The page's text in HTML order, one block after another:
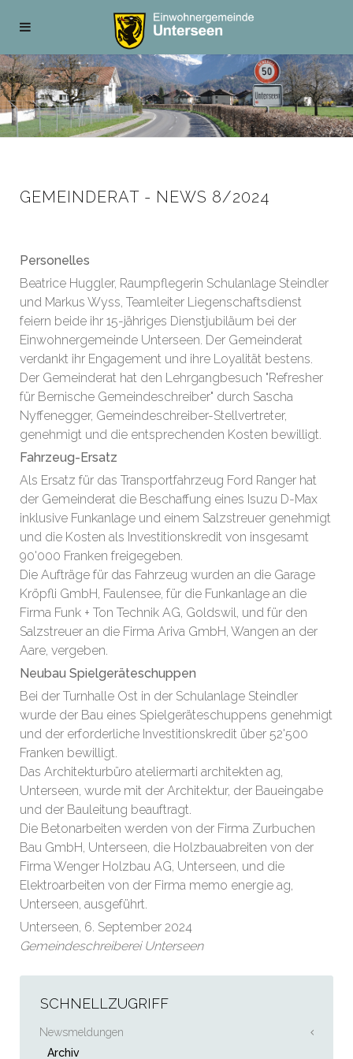
GEMEINDERAT - NEWS 8/2024
Personelles
Beatrice Huggler, Raumpflegerin Schulanlage Steindler
und Markus Wyss, Teamleiter Liegenschaftsdienst
feiern beide ihr 15-jähriges Dienstjubiläum bei der
Einwohnergemeinde Unterseen. Der Gemeinderat
verdankt ihr Engagement und ihre Loyalität bestens.
Der Gemeinderat hat den Lehrgangbesuch "Refresher
für Bernische Gemeindeschreiber" durch Sascha
Nyffenegger, Gemeindeschreiber-Stellvertreter,
genehmigt und die entsprechenden Kosten bewilligt.
Fahrzeug-Ersatz
Als Ersatz für das Transportfahrzeug Ford Ranger hat
der Gemeinderat die Beschaffung eines Isuzu D-Max
inklusive Funkanlage und einem Salzstreuer genehmigt
und die Kosten als Investitionskredit von insgesamt
90'000 Franken freigegeben.
Die Aufträge für das Fahrzeug wurden an die Garage
Kröpfli GmbH, Faulensee, für die Funkanlage an die
Firma Funk + Ton Technik AG, Goldswil, und für den
Salzstreuer an die Firma Ariva GmbH, Wangen an der
Aare, vergeben.
Neubau Spielgeräteschuppen
Bei der Turnhalle Ost in der Schulanlage Steindler
wurde der Bau eines Spielgeräteschuppens genehmigt
und der erforderliche Investitionskredit über 52'500
Franken bewilligt.
Das Architekturbüro ateliermarti architekten ag,
Unterseen, wurde mit der Architektur, der Baueingabe
und der Bauleitung beauftragt.
Die Betonarbeiten werden von der Firma Zurbuchen
Bau GmbH, Unterseen, die Holzbauabreiten von der
Firma Wenger Holzbau AG, Unterseen, und die
Elektroarbeiten von der Firma memo energie ag,
Unterseen, ausgeführt.
Unterseen, 6. September 2024
Gemeindeschreiberei Unterseen
SCHNELLZUGRIFF
Newsmeldungen
Archiv